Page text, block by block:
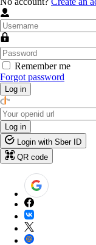
Remember me
Forgot password
Log in
Log in
Login with Sber ID
QR code